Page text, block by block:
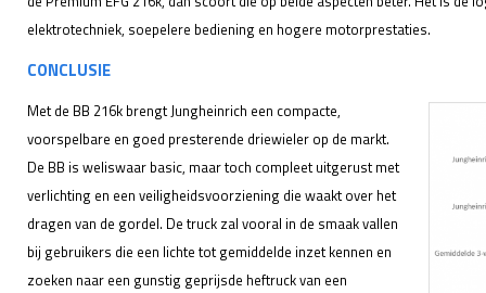
elektrotechniek, soepelere bediening en hogere motorprestaties.
CONCLUSIE
Met de BB 216k brengt Jungheinrich een compacte,
voorspelbare en goed presterende driewieler op de markt.
De BB is weliswaar basic, maar toch compleet uitgerust met
verlichting en een veiligheidsvoorziening die waakt over het
dragen van de gordel. De truck zal vooral in de smaak vallen
bij gebruikers die een lichte tot gemiddelde inzet kennen en
zoeken naar een gunstig geprijsde heftruck van een